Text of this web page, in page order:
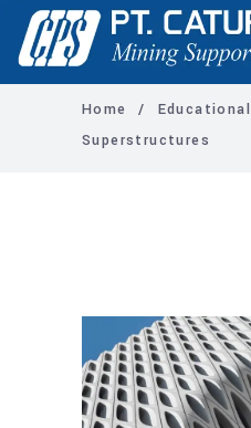
Home / Educational
Superstructures